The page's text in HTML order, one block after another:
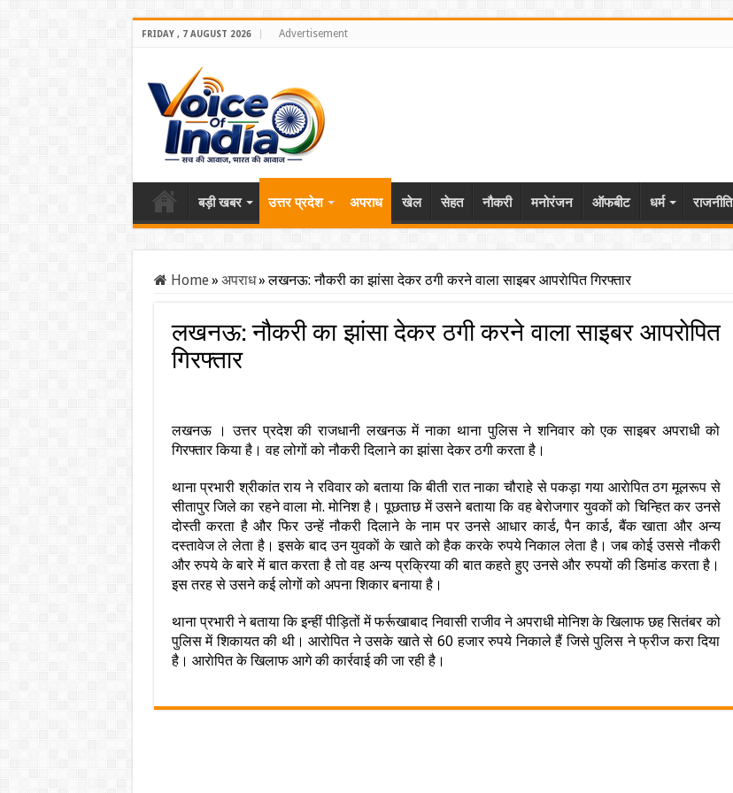
FRIDAY , 7 AUGUST 2026 Advertisement
बड़ी खबर उत्तर प्रदेश अपराध खेल सेहत नौकरी मनोरंजन ऑफबीट धर्म राजनीति
Home» अपराध»लखनऊ: नौकरी का झांसा देकर ठगी करने वाला साइबर आपराेपित गिरफ्तार
लखनऊ: नौकरी का झांसा देकर ठगी करने वाला साइबर आपराेपित
गिरफ्तार
लखनऊ । उत्तर प्रदेश की राजधानी लखनऊ में नाका थाना पुलिस ने शनिवार को एक साइबर अपराधी को
गिरफ्तार किया है। वह लोगों को नौकरी दिलाने का झांसा देकर ठगी करता है।
थाना प्रभारी श्रीकांत राय ने रविवार को बताया कि बीती रात नाका चौराहे से पकड़ा गया आराेपित ठग मूलरूप से
सीतापुर जिले का रहने वाला माे. माेनिश है। पूछताछ में उसने बताया कि वह बेरोजगार युवकों को चिन्हित कर उनसे
दोस्ती करता है और फिर उन्हें नौकरी दिलाने के नाम पर उनसे आधार कार्ड, पैन कार्ड, बैंक खाता और अन्य
दस्तावेज ले लेता है। इसके बाद उन युवकाें के खाते को हैक करके रुपये निकाल लेता है। जब कोई उससे नौकरी
और रुपये के बारे में बात करता है तो वह अन्य प्रक्रिया की बात कहते हुए उनसे और रुपयों की डिमांड करता है।
इस तरह से उसने कई लोगों को अपना शिकार बनाया है।
थाना प्रभारी ने बताया कि इन्हीं पीड़ितों में फर्रूखाबाद निवासी राजीव ने अपराधी मोनिश के खिलाफ छह सितंबर को
पुलिस में शिकायत की थी। आरोपित ने उसके खाते से 60 हजार रुपये निकाले हैं जिसे पुलिस ने फ्रीज करा दिया
है। आराेपित के खिलाफ आगे की कार्रवाई की जा रही है।